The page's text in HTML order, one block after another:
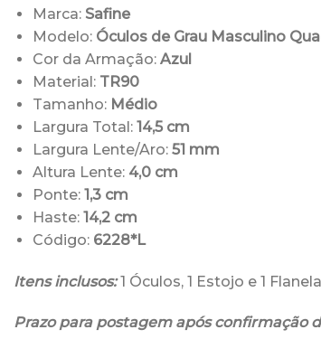
Marca: Safine
Modelo: Óculos de Grau Masculino
Cor da Armação: Azul
Material: TR90
Tamanho: Médio
Largura Total: 14,5 cm
Largura Lente/Aro: 51 mm
Altura Lente: 4,0 cm
Ponte: 1,3 cm
Haste: 14,2 cm
Código: 6228*L
Itens inclusos:1 Óculos, 1 Estojo e 1
Prazo para postagem após confirmação